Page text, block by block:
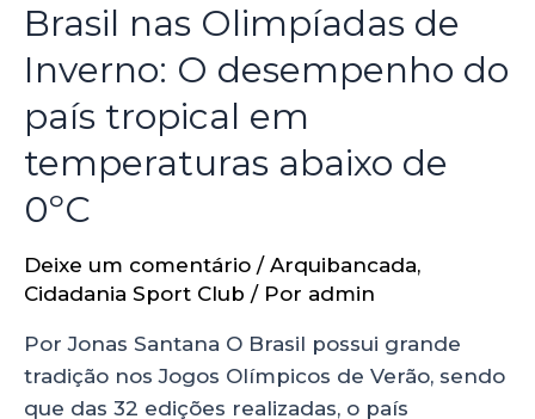
Brasil nas Olimpíadas de
Inverno: O desempenho do
país tropical em
temperaturas abaixo de
0ºC
Deixe um comentário / Arquibancada,
Cidadania Sport Club / Por admin
Por Jonas Santana O Brasil possui grande
tradição nos Jogos Olímpicos de Verão, sendo
que das 32 edições realizadas, o país